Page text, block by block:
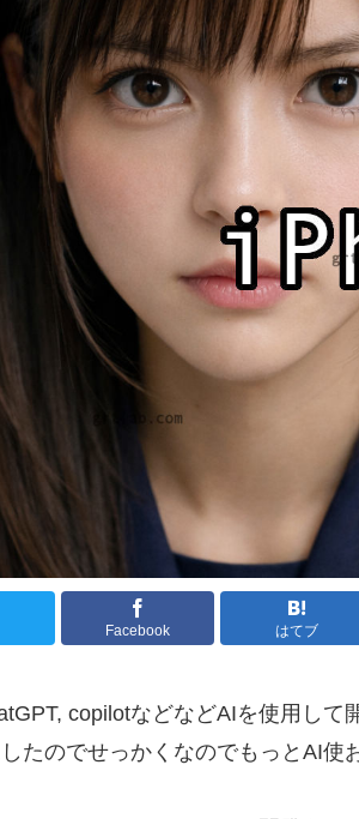
Facebook はてブ
copilotなどなどAIを使用して
たのでせっかくなのでもっとAI使